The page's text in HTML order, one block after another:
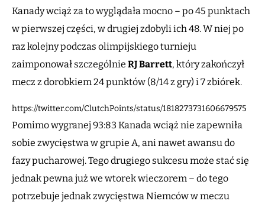
Kanady wciąż za to wyglądała mocno – po 45 punktach
w pierwszej części, w drugiej zdobyli ich 48. W niej po
raz kolejny podczas olimpijskiego turnieju
zaimponował szczególnie RJ Barrett, który zakończył
mecz z dorobkiem 24 punktów (8/14 z gry) i 7 zbiórek.
https://twitter.com/ClutchPoints/status/1818273731606679575
Pomimo wygranej 93:83 Kanada wciąż nie zapewniła
sobie zwycięstwa w grupie A, ani nawet awansu do
fazy pucharowej. Tego drugiego sukcesu może stać się
jednak pewna już we wtorek wieczorem – do tego
potrzebuje jednak zwycięstwa Niemców w meczu